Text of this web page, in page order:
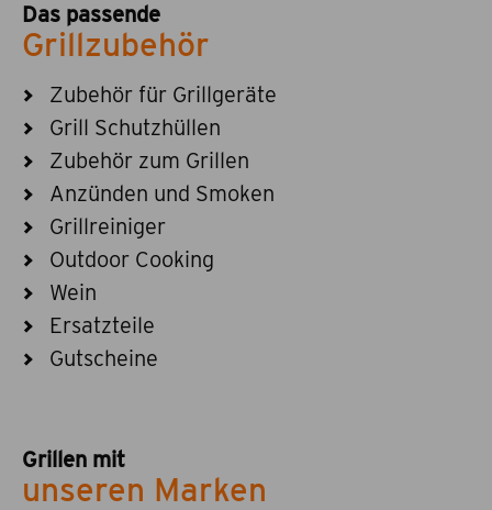
Das passende
Grillzubehör
Zubehör für Grillgeräte
Grill Schutzhüllen
Zubehör zum Grillen
Anzünden und Smoken
Grillreiniger
Outdoor Cooking
Wein
Ersatzteile
Gutscheine
Grillen mit
unseren Marken